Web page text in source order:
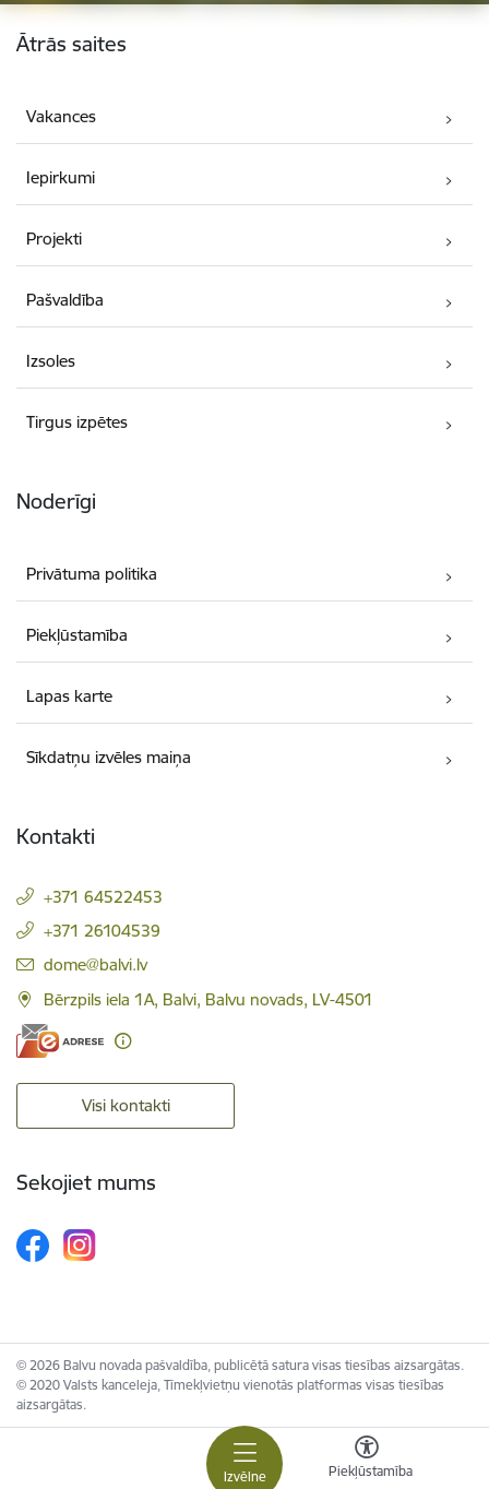
Izvēlne Piekļūstamība
Kājene
Ātrās saites
Vakances
Iepirkumi
Projekti
Pašvaldība
Izsoles
Tirgus izpētes
Noderīgi
Privātuma politika
Piekļūstamība
Lapas karte
Sīkdatņu izvēles maiņa
Kontakti
+371 64522453
+371 26104539
E-pasts:
dome@balvi.lv
Bērzpils iela 1A, Balvi, Balvu novads, LV-4501
Visi kontakti
Sekojiet mums
© 2026 Balvu novada pašvaldība, publicētā satura visas tiesības aizsargātas.
© 2020 Valsts kanceleja, Tīmekļvietņu vienotās platformas visas tiesības
aizsargātas.